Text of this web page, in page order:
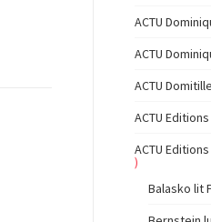
ACTU
ACTU
ACTU
ACTU
ACTU
)
Balasko lit